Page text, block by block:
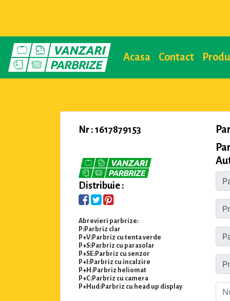
Acasa Contact
Nr : 1617879153
Distribuie :
Abrevieri parbrize:
P:Parbriz clar
P+V:Parbriz cu tenta verde
P+S:Parbriz cu parasolar
P+SE:Parbriz cu senzor
P+I:Parbriz cu incalzire
P+H:Parbriz heliomat
P+C:Parbriz cu camera
P+Hud:Parbriz cu head up display